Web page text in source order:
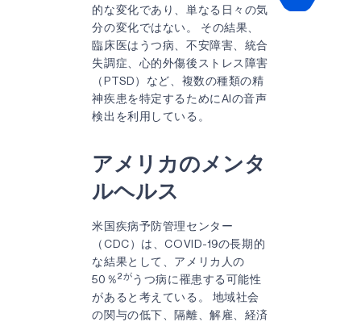
的な変化であり、単なる日々の気
分の変化ではない。 その結果、
臨床医はうつ病、不安障害、統合
失調症、心的外傷後ストレス障害
（PTSD）など、複数の種類の精
神疾患を特定するためにAIの音声
検出を利用している。
アメリカのメンタ
ルヘルス
米国疾病予防管理センター
（CDC）は、COVID-19の長期的
な結果として、アメリカ人の
50％2がうつ病に罹患する可能性
があると考えている。 地域社会
の関与の低下、隔離、解雇、経済